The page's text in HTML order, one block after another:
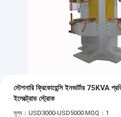
স্টেশনারি ফ্রিকোয়েন্সি ইনভার্টার 75KVA
ইলেক্ট্রোড স্ট্রোক
মূল্য：USD3000-USD5000 MOQ：1